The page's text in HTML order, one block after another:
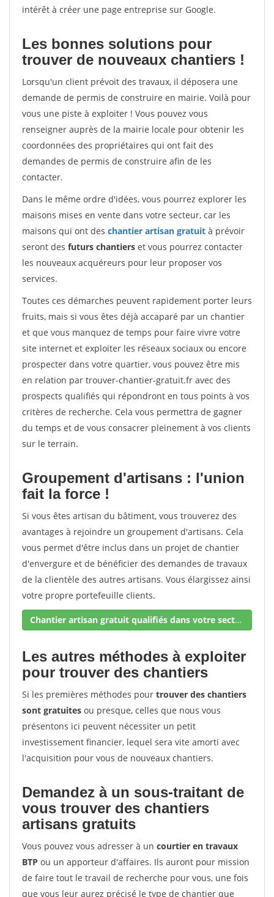
intérêt à créer une page entreprise sur Google.
Les bonnes solutions pour
trouver de nouveaux chantiers !
Lorsqu'un client prévoit des travaux, il déposera une
demande de permis de construire en mairie. Voilà pour
vous une piste à exploiter ! Vous pouvez vous
renseigner auprès de la mairie locale pour obtenir les
coordonnées des propriétaires qui ont fait des
demandes de permis de construire afin de les
contacter.
Dans le même ordre d'idées, vous pourrez explorer les
maisons mises en vente dans votre secteur, car les
maisons qui ont des chantier artisan gratuit à prévoir
seront des futurs chantiers et vous pourrez contacter
les nouveaux acquéreurs pour leur proposer vos
services.
Toutes ces démarches peuvent rapidement porter leurs
fruits, mais si vous êtes déjà accaparé par un chantier
et que vous manquez de temps pour faire vivre votre
site internet et exploiter les réseaux sociaux ou encore
prospecter dans votre quartier, vous pouvez être mis
en relation par trouver-chantier-gratuit.fr avec des
prospects qualifiés qui répondront en tous points à vos
critères de recherche. Cela vous permettra de gagner
du temps et de vous consacrer pleinement à vos clients
sur le terrain.
Groupement d'artisans : l'union
fait la force !
Si vous êtes artisan du bâtiment, vous trouverez des
avantages à rejoindre un groupement d'artisans. Cela
vous permet d'être inclus dans un projet de chantier
d'envergure et de bénéficier des demandes de travaux
de la clientèle des autres artisans. Vous élargissez ainsi
votre propre portefeuille clients.
Chantier artisan gratuit qualifiés dans votre secteur !
Les autres méthodes à exploiter
pour trouver des chantiers
Si les premières méthodes pour trouver des chantiers
sont gratuites ou presque, celles que nous vous
présentons ici peuvent nécessiter un petit
investissement financier, lequel sera vite amorti avec
l'acquisition pour vous de nouveaux chantiers.
Demandez à un sous-traitant de
vous trouver des chantiers
artisans gratuits
Vous pouvez vous adresser à un courtier en travaux
BTP ou un apporteur d'affaires. Ils auront pour mission
de faire tout le travail de recherche pour vous, une fois
que vous leur aurez précisé le type de chantier que